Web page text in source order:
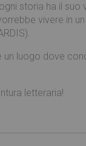
storia ha il
vivere in
luogo dove
letteraria!